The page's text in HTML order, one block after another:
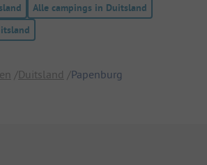
Alle campings in Duitsland
Duitsland Papenburg